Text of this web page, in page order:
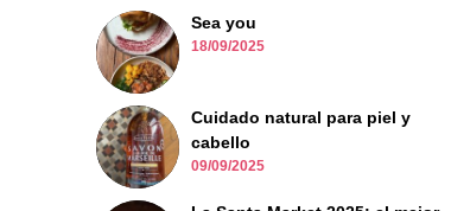
Sea you
18/09/2025
Cuidado natural para piel y
cabello
09/09/2025